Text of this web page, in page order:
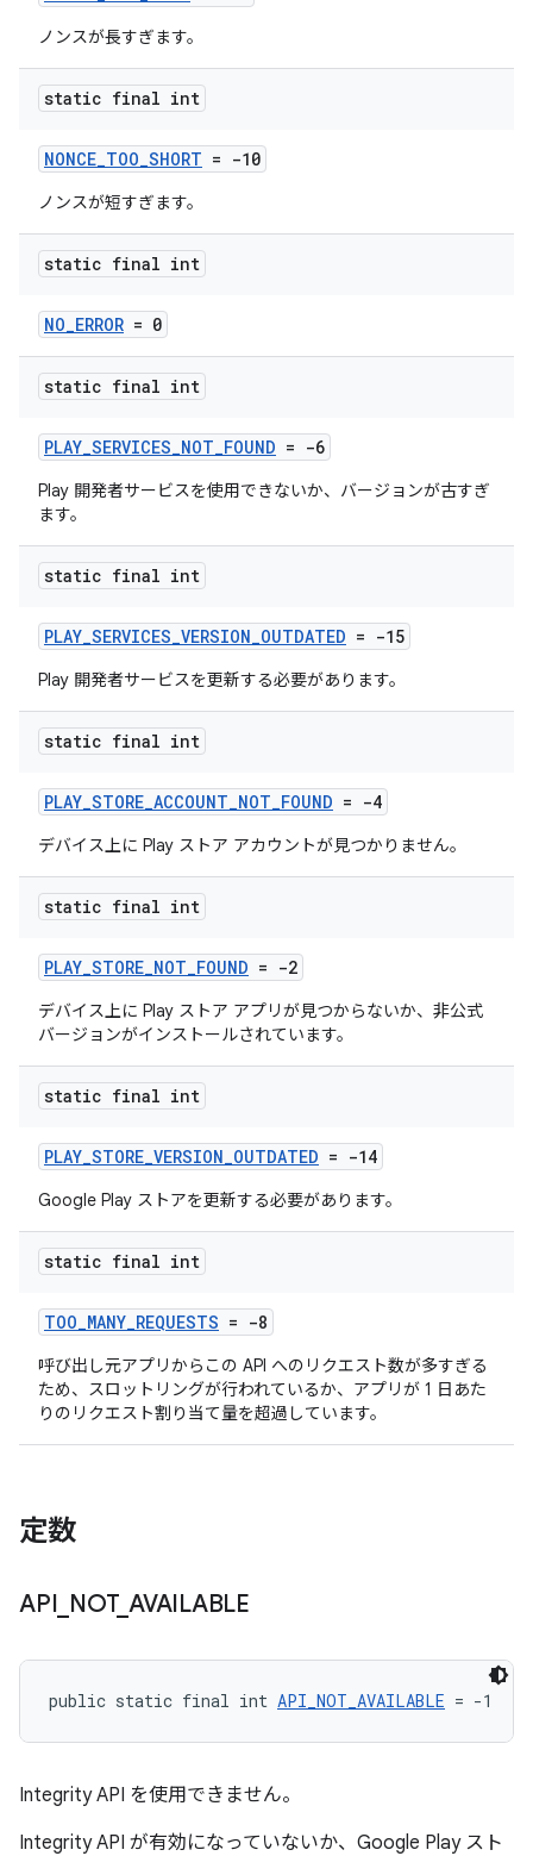
ノンスが長すぎます。
static final int
NONCE_TOO_SHORT = -10
ノンスが短すぎます。
static final int
NO_ERROR = 0
static final int
PLAY_SERVICES_NOT_FOUND = -6
Play 開発者サービスを使用できないか、バージョンが古すぎ
ます。
static final int
PLAY_SERVICES_VERSION_OUTDATED = -15
Play 開発者サービスを更新する必要があります。
static final int
PLAY_STORE_ACCOUNT_NOT_FOUND = -4
デバイス上に Play ストア アカウントが見つかりません。
static final int
PLAY_STORE_NOT_FOUND = -2
デバイス上に Play ストア アプリが見つからないか、非公式
バージョンがインストールされています。
static final int
PLAY_STORE_VERSION_OUTDATED = -14
Google Play ストアを更新する必要があります。
static final int
TOO_MANY_REQUESTS = -8
呼び出し元アプリからこの API へのリクエスト数が多すぎる
ため、スロットリングが行われているか、アプリが 1 日あた
りのリクエスト割り当て量を超過しています。
定数
API NOT_ AVAILABLE
public static final int API_NOT_AVAILABLE = -1
Integrity API を使用できません。
Integrity API が有効になっていないか、Google Play スト